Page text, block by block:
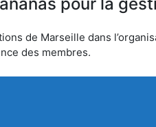
de Marseille dans
des membres.